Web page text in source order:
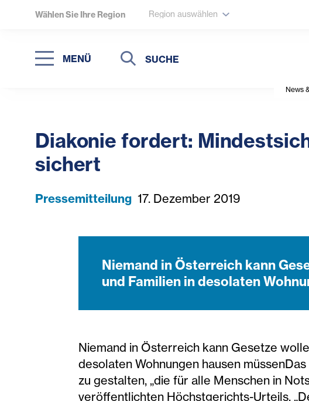
Wählen Sie Ihre Region Region auswählen
MENÜ
Suche
Suche
News
Diakonie fordert:
sichert
Pressemitteilung 17. Dezember 2019
Niemand in Österreich kann
und Familien in desolaten
Niemand in Österreich kann Gesetze
desolaten Wohnungen hausen
zu gestalten, „die für alle Menschen in
veröffentlichten Höchstgerichts-Urteils.